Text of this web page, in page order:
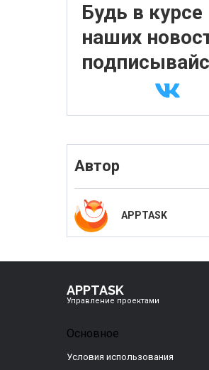
Будь в курсе
наших
Автор
APPTASK
APPTASK
Управление проектами
Основное
Условия использования